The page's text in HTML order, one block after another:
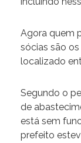
Agora quem
sócias são
localizado
Segundo o
de
está sem
prefeito